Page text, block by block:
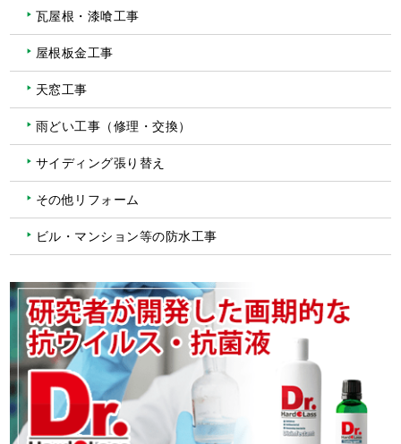
瓦屋根・漆喰工事
屋根板金工事
天窓工事
雨どい工事（修理・交換）
サイディング張り替え
その他リフォーム
ビル・マンション等の防水工事